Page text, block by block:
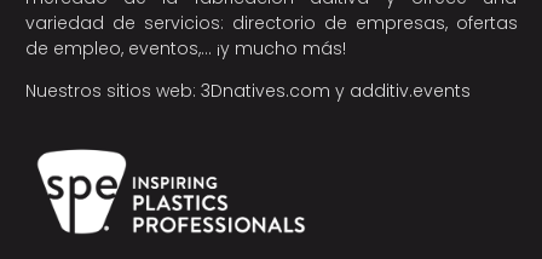
variedad de servicios: directorio de empresas, ofertas
de empleo, eventos,… ¡y mucho más!
Nuestros sitios web: 3Dnatives.com y additiv.events